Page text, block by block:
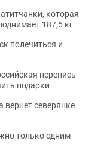
которая
187,5 кг
полечиться и
перепись
подарки
северянке
только одним